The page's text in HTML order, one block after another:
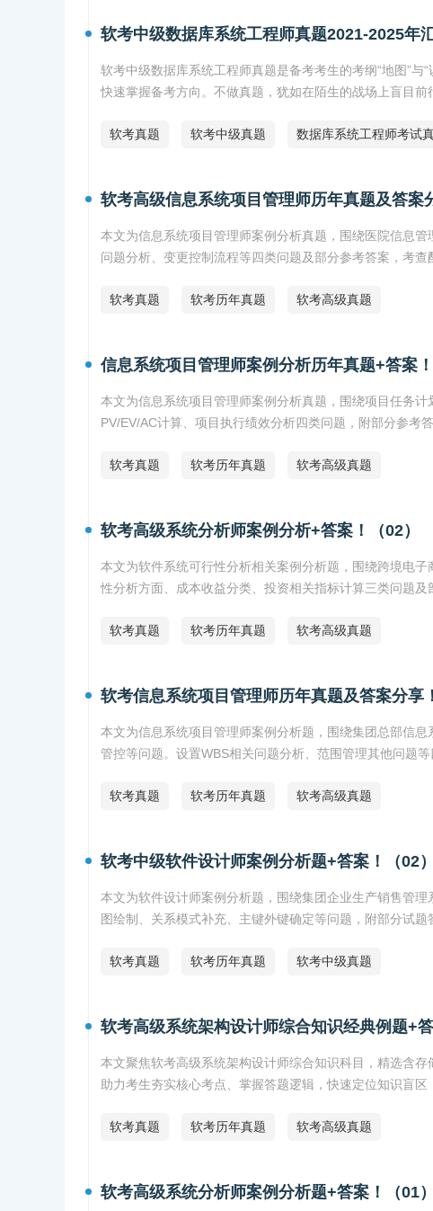
软考中级数据库系统工程师真题2021-2025年
软考中级数据库系统工程师真题是备考考生的考纲“地图”
快速掌握备考方向。不做真题，犹如在陌生的战场上盲目前
软考真题 软考中级真题 数据库系统工程师考试
软考高级信息系统项目管理师历年真题及答案
本文为信息系统项目管理师案例分析真题，围绕医院信息
问题分析、变更控制流程等四类问题及部分参考答案，考查
软考真题 软考历年真题 软考高级真题
信息系统项目管理师案例分析历年真题+答案！
本文为信息系统项目管理师案例分析真题，围绕项目任务
PV/EV/AC计算、项目执行绩效分析四类问题，附部分参考
软考真题 软考历年真题 软考高级真题
软考高级系统分析师案例分析+答案！（02）
本文为软件系统可行性分析相关案例分析题，围绕跨境电
性分析方面、成本收益分类、投资相关指标计算三类问题及
软考真题 软考历年真题 软考高级真题
软考信息系统项目管理师历年真题及答案分享！
本文为信息系统项目管理师案例分析题，围绕集团总部信
管控等问题。设置WBS相关问题分析、范围管理其他问题
软考真题 软考历年真题 软考高级真题
软考中级软件设计师案例分析题+答案！（02）
本文为软件设计师案例分析题，围绕集团企业生产销售管
图绘制、关系模式补充、主键外键确定等问题，附部分试题
软考真题 软考历年真题 软考中级真题
软考高级系统架构设计师综合知识经典例题+答
本文聚焦软考高级系统架构设计师综合知识科目，精选含
助力考生夯实核心考点、掌握答题逻辑，快速定位知识盲区
软考真题 软考历年真题 软考高级真题
软考高级系统分析师案例分析题+答案！（01）